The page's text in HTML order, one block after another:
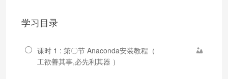
学习目录
课时 1 : 第〇节 Anaconda安装教程（
工欲善其事,必先利其器 ）